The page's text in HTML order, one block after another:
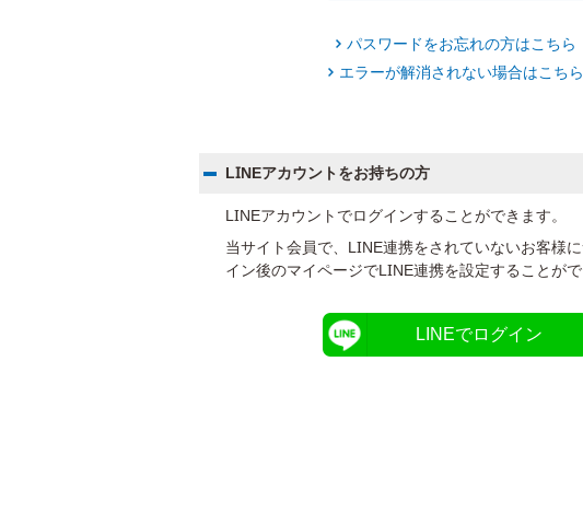
パスワードをお忘れの方はこちら
エラーが解消されない場合はこちら
LINEアカウントをお持ちの方
LINEアカウントでログインすることができます。
当サイト会員で、LINE連携をされていないお客様
イン後のマイページでLINE連携を設定することがで
LINEでログイン